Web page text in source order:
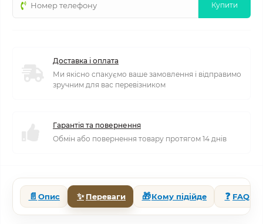
Купити
Доставка і оплата
Ми якісно спакуємо ваше замовлення і відправимо
зручним для вас перевізником
Гарантія та повернення
Обмін або повернення товару протягом 14 днів
📄 Опис ✨ Переваги 🎁Кому підійде ❓ FAQ